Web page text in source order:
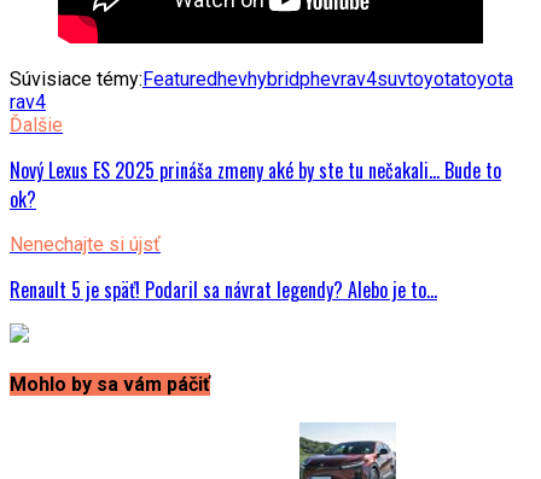
Súvisiace témy:Featuredhevhybridphevrav4suvtoyotatoyota
rav4
Ďalšie
Nový Lexus ES 2025 prináša zmeny aké by ste tu nečakali… Bude to
ok?
Nenechajte si újsť
Renault 5 je späť! Podaril sa návrat legendy? Alebo je to…
Mohlo by sa vám páčiť